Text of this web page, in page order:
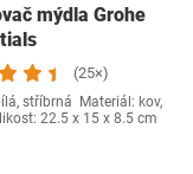
mýdla Grohe
(25×)
stříbrná Materiál: kov,
22.5 x 15 x 8.5 cm